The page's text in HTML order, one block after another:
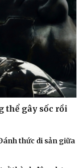
thể gây sốc rồi
thức di sản giữa